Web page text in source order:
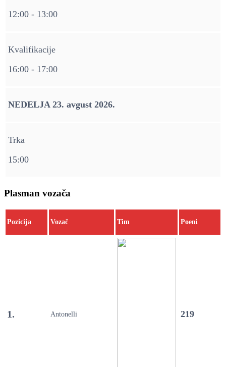
12:00 - 13:00
Kvalifikacije
16:00 - 17:00
NEDELJA 23. avgust 2026.
Trka
15:00
Plasman vozača
Pozicija Vozač Tim Poeni
1. Antonelli 219